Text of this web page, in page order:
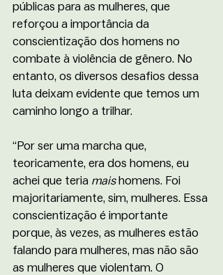
públicas para as mulheres, que
reforçou a importância da
conscientização dos homens no
combate à violência de gênero. No
entanto, os diversos desafios dessa
luta deixam evidente que temos um
caminho longo a trilhar.
“Por ser uma marcha que,
teoricamente, era dos homens, eu
achei que teria mais homens. Foi
majoritariamente, sim, mulheres. Essa
conscientização é importante
porque, às vezes, as mulheres estão
falando para mulheres, mas não são
as mulheres que violentam. O